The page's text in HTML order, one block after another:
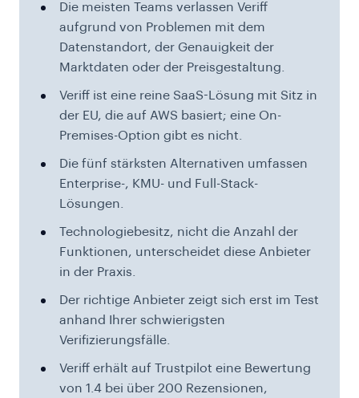
Die meisten Teams verlassen Veriff
aufgrund von Problemen mit dem
Datenstandort, der Genauigkeit der
Marktdaten oder der Preisgestaltung.
Veriff ist eine reine SaaS-Lösung mit Sitz in
der EU, die auf AWS basiert; eine On-
Premises-Option gibt es nicht.
Die fünf stärksten Alternativen umfassen
Enterprise-, KMU- und Full-Stack-
Lösungen.
Technologiebesitz, nicht die Anzahl der
Funktionen, unterscheidet diese Anbieter
in der Praxis.
Der richtige Anbieter zeigt sich erst im Test
anhand Ihrer schwierigsten
Verifizierungsfälle.
Veriff erhält auf Trustpilot eine Bewertung
von 1.4 bei über 200 Rezensionen,